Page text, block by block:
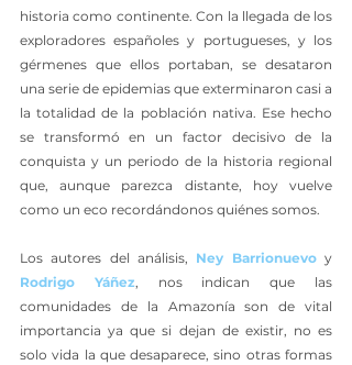
historia como continente. Con la llegada de los
exploradores españoles y portugueses, y los
gérmenes que ellos portaban, se desataron
una serie de epidemias que exterminaron casi a
la totalidad de la población nativa. Ese hecho
se transformó en un factor decisivo de la
conquista y un periodo de la historia regional
que, aunque parezca distante, hoy vuelve
como un eco recordándonos quiénes somos.
Los autores del análisis, Ney Barrionuevo
Rodrigo Yáñez, nos indican que las
comunidades de la Amazonía son de vital
importancia ya que si dejan de existir, no es
solo vida la que desaparece, sino otras formas